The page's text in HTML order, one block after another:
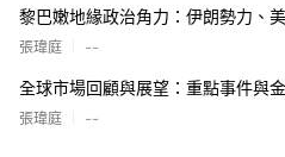
黎巴嫩地緣政治角力：伊朗勢力、
張瑋庭 --
全球市場回顧與展望：重點事件與
張瑋庭 --